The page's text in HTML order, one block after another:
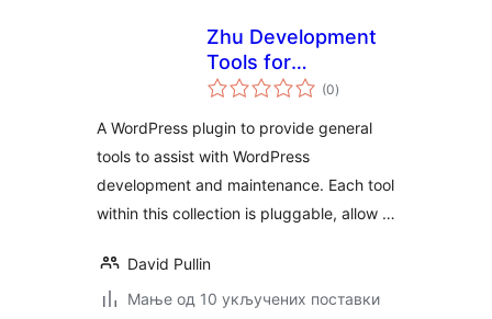
Zhu Development
Tools for
WordPress
(0укупних
оцена
)
A WordPress plugin to provide general
tools to assist with WordPress
development and maintenance. Each tool
within this collection is pluggable, allow …
David Pullin
Мање од 10 укључених поставки